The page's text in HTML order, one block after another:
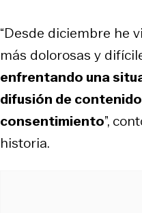
“Desde diciembre he
más dolorosas y
enfrentando una
difusión de
consentimiento”,
historia.